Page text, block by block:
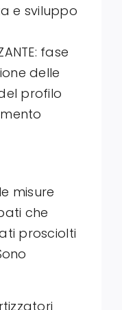
e sviluppo
fase
delle
profilo
misure
che
prosciolti